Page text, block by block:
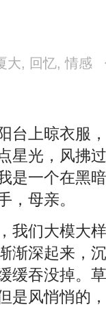
大, 回忆,情感
上晾衣服，
星光，风拂
是一个在黑
，母亲。
们大模大样
渐深起来，
缓吞没掉。
是风悄悄的